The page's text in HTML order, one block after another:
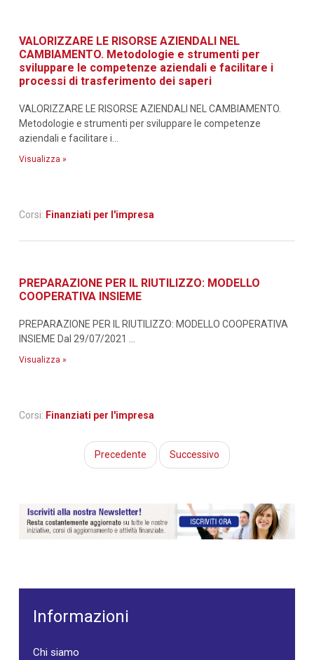
VALORIZZARE LE RISORSE AZIENDALI NEL
CAMBIAMENTO. Metodologie e strumenti per
sviluppare le competenze aziendali e facilitare i
processi di trasferimento dei saperi
VALORIZZARE LE RISORSE AZIENDALI NEL CAMBIAMENTO.
Metodologie e strumenti per sviluppare le competenze
aziendali e facilitare i...
Visualizza »
Corsi: Finanziati per l'impresa
PREPARAZIONE PER IL RIUTILIZZO: MODELLO
COOPERATIVA INSIEME
PREPARAZIONE PER IL RIUTILIZZO: MODELLO COOPERATIVA
INSIEME Dal 29/07/2021 ...
Visualizza »
Corsi: Finanziati per l'impresa
Precedente Successivo
Informazioni
Chi siamo